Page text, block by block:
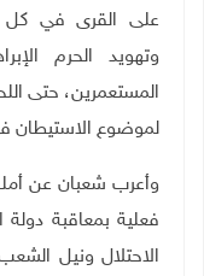
على القرى في كل
وتهويد الحرم
المستعمرين، حتى
لموضوع الاستيطان
وأعرب شعبان عن
فعلية بمعاقبة دولة
الاحتلال ونيل